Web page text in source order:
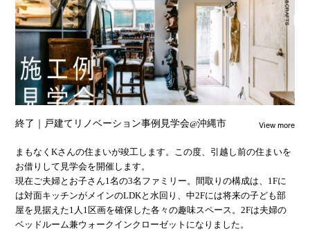
終了｜戸建てリノベーション事例見学会@沖縄市 View more
まもなくKさんの住まいが竣工します。この度、引越し前の住まいを
お借りして見学会を開催します。
現在ご夫婦とお子さん1名の3名ファミリー。間取りの構成は、1Fに
は対面キッチンがメインのLDKと水回り、中2Fには将来の子ども部
屋を見据えた1人1区画を確保した各々の趣味スペース。2Fは夫婦の
ベッドルーム兼ウォークインクローゼットになりました。